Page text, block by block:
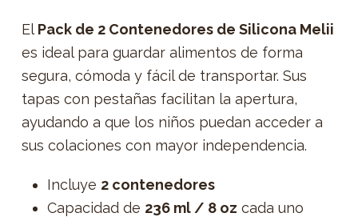
El Pack de 2 Contenedores de Silicona Melii
es ideal para guardar alimentos de forma
segura, cómoda y fácil de transportar. Sus
tapas con pestañas facilitan la apertura,
ayudando a que los niños puedan acceder a
sus colaciones con mayor independencia.
Incluye 2 contenedores
Capacidad de 236 ml / 8 oz cada uno